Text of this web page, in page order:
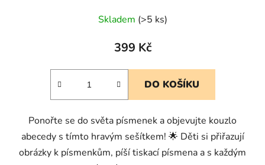
Skladem (>5 ks)
399 Kč
DO KOŠÍKU
Ponořte se do světa písmenek a objevujte kouzlo
abecedy s tímto hravým sešítkem! 🌟 Děti si přiřazují
obrázky k písmenkům, píší tiskací písmena a s každým